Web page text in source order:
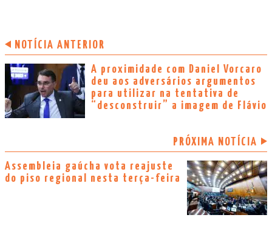
NOTÍCIA ANTERIOR
A proximidade com Daniel Vorcaro
deu aos adversários argumentos
para utilizar na tentativa de
“desconstruir” a imagem de Flávio
PRÓXIMA NOTÍCIA
Assembleia gaúcha vota reajuste
do piso regional nesta terça-feira